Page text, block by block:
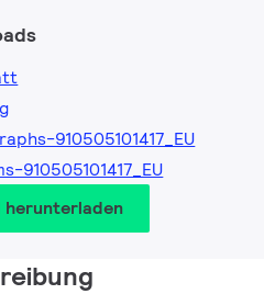
910505101417_EU
910505101417_EU
herunterladen